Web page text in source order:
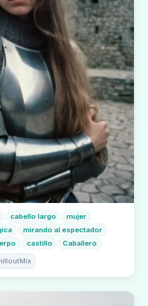
cabello largo
mujer
mirando al espectador
castillo Caballero